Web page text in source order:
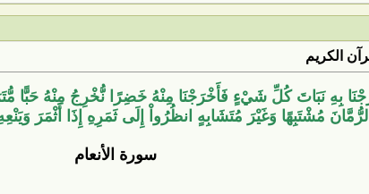
الكريم
بِهِ نَبَاتَ كُلِّ شَيْءٍ فَأَخْرَجْنَا مِنْهُ خَضِرًا نُّخْرِجُ مِنْهُ حَبًّا
مُشْتَبِهًا وَغَيْرَ مُتَشَابِهٍ انظُرُواْ إِلَى ثَمَرِهِ إِذَا أَثْمَرَ
سورة الأنعام